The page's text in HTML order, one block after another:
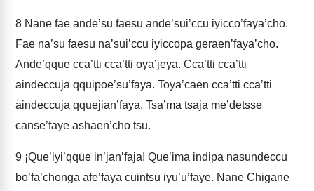
8 Nane fae ande’su faesu ande’sui’ccu iyicco’faya’cho.
Fae na’su faesu na’sui’ccu iyiccopa geraen’faya’cho.
Ande’qque cca’tti cca’tti oya’jeya. Cca’tti cca’tti
aindeccuja qquipoe’su’faya. Toya’caen cca’tti cca’tti
aindeccuja qquejian’faya. Tsa’ma tsaja me’detsse
canse’faye ashaen’cho tsu.
9 ¡Que’iyi’qque in’jan’faja! Que’ima indipa nasundeccu
bo’fa’chonga afe’faya cuintsu iyu’u’faye. Nane Chigane